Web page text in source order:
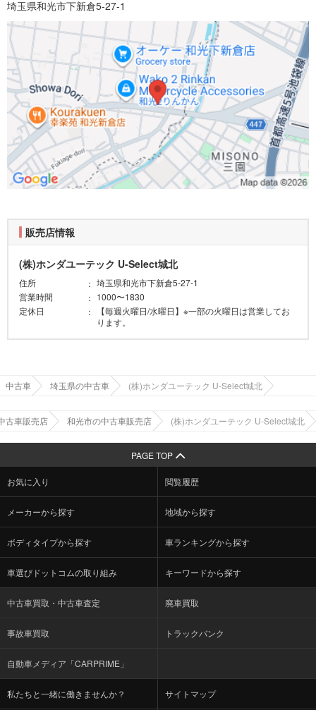
埼玉県和光市下新倉5-27-1
販売店情報
(株)ホンダユーテック U-Select城北
住所
埼玉県和光市下新倉5-27-1
営業時間
1000〜1830
定休日
【毎週火曜日/水曜日】※一部の火曜日は営業してお
ります。
中古車 埼玉県の中古車 (株)ホンダユーテック U-Select城北
古車販売店 和光市の中古車販売店 (株)ホンダユーテック U-Select城北
PAGE TOP
お気に入り 閲覧履歴
メーカーから探す 地域から探す
ボディタイプから探す 車ランキングから探す
車選びドットコムの取り組み キーワードから探す
中古車買取・中古車査定 廃車買取
事故車買取 トラックバンク
自動車メディア「CARPRIME」
私たちと一緒に働きませんか？ サイトマップ